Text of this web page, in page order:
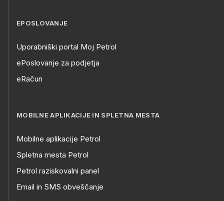
EPOSLOVANJE
Uporabniški portal Moj Petrol
ePoslovanje za podjetja
eRačun
MOBILNE APLIKACIJE IN SPLETNA MESTA
Mobilne aplikacije Petrol
Spletna mesta Petrol
Petrol raziskovalni panel
Email in SMS obveščanje